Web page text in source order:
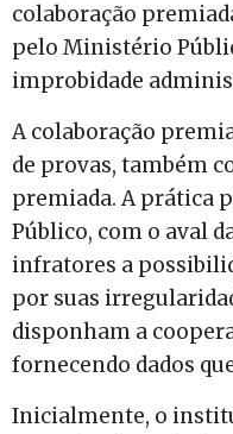
colaboração
pelo Ministério
improbidade
A colaboração
de provas, também
premiada. A prática
Público, com o aval
infratores a
por suas
disponham a
fornecendo dados
Inicialmente, o